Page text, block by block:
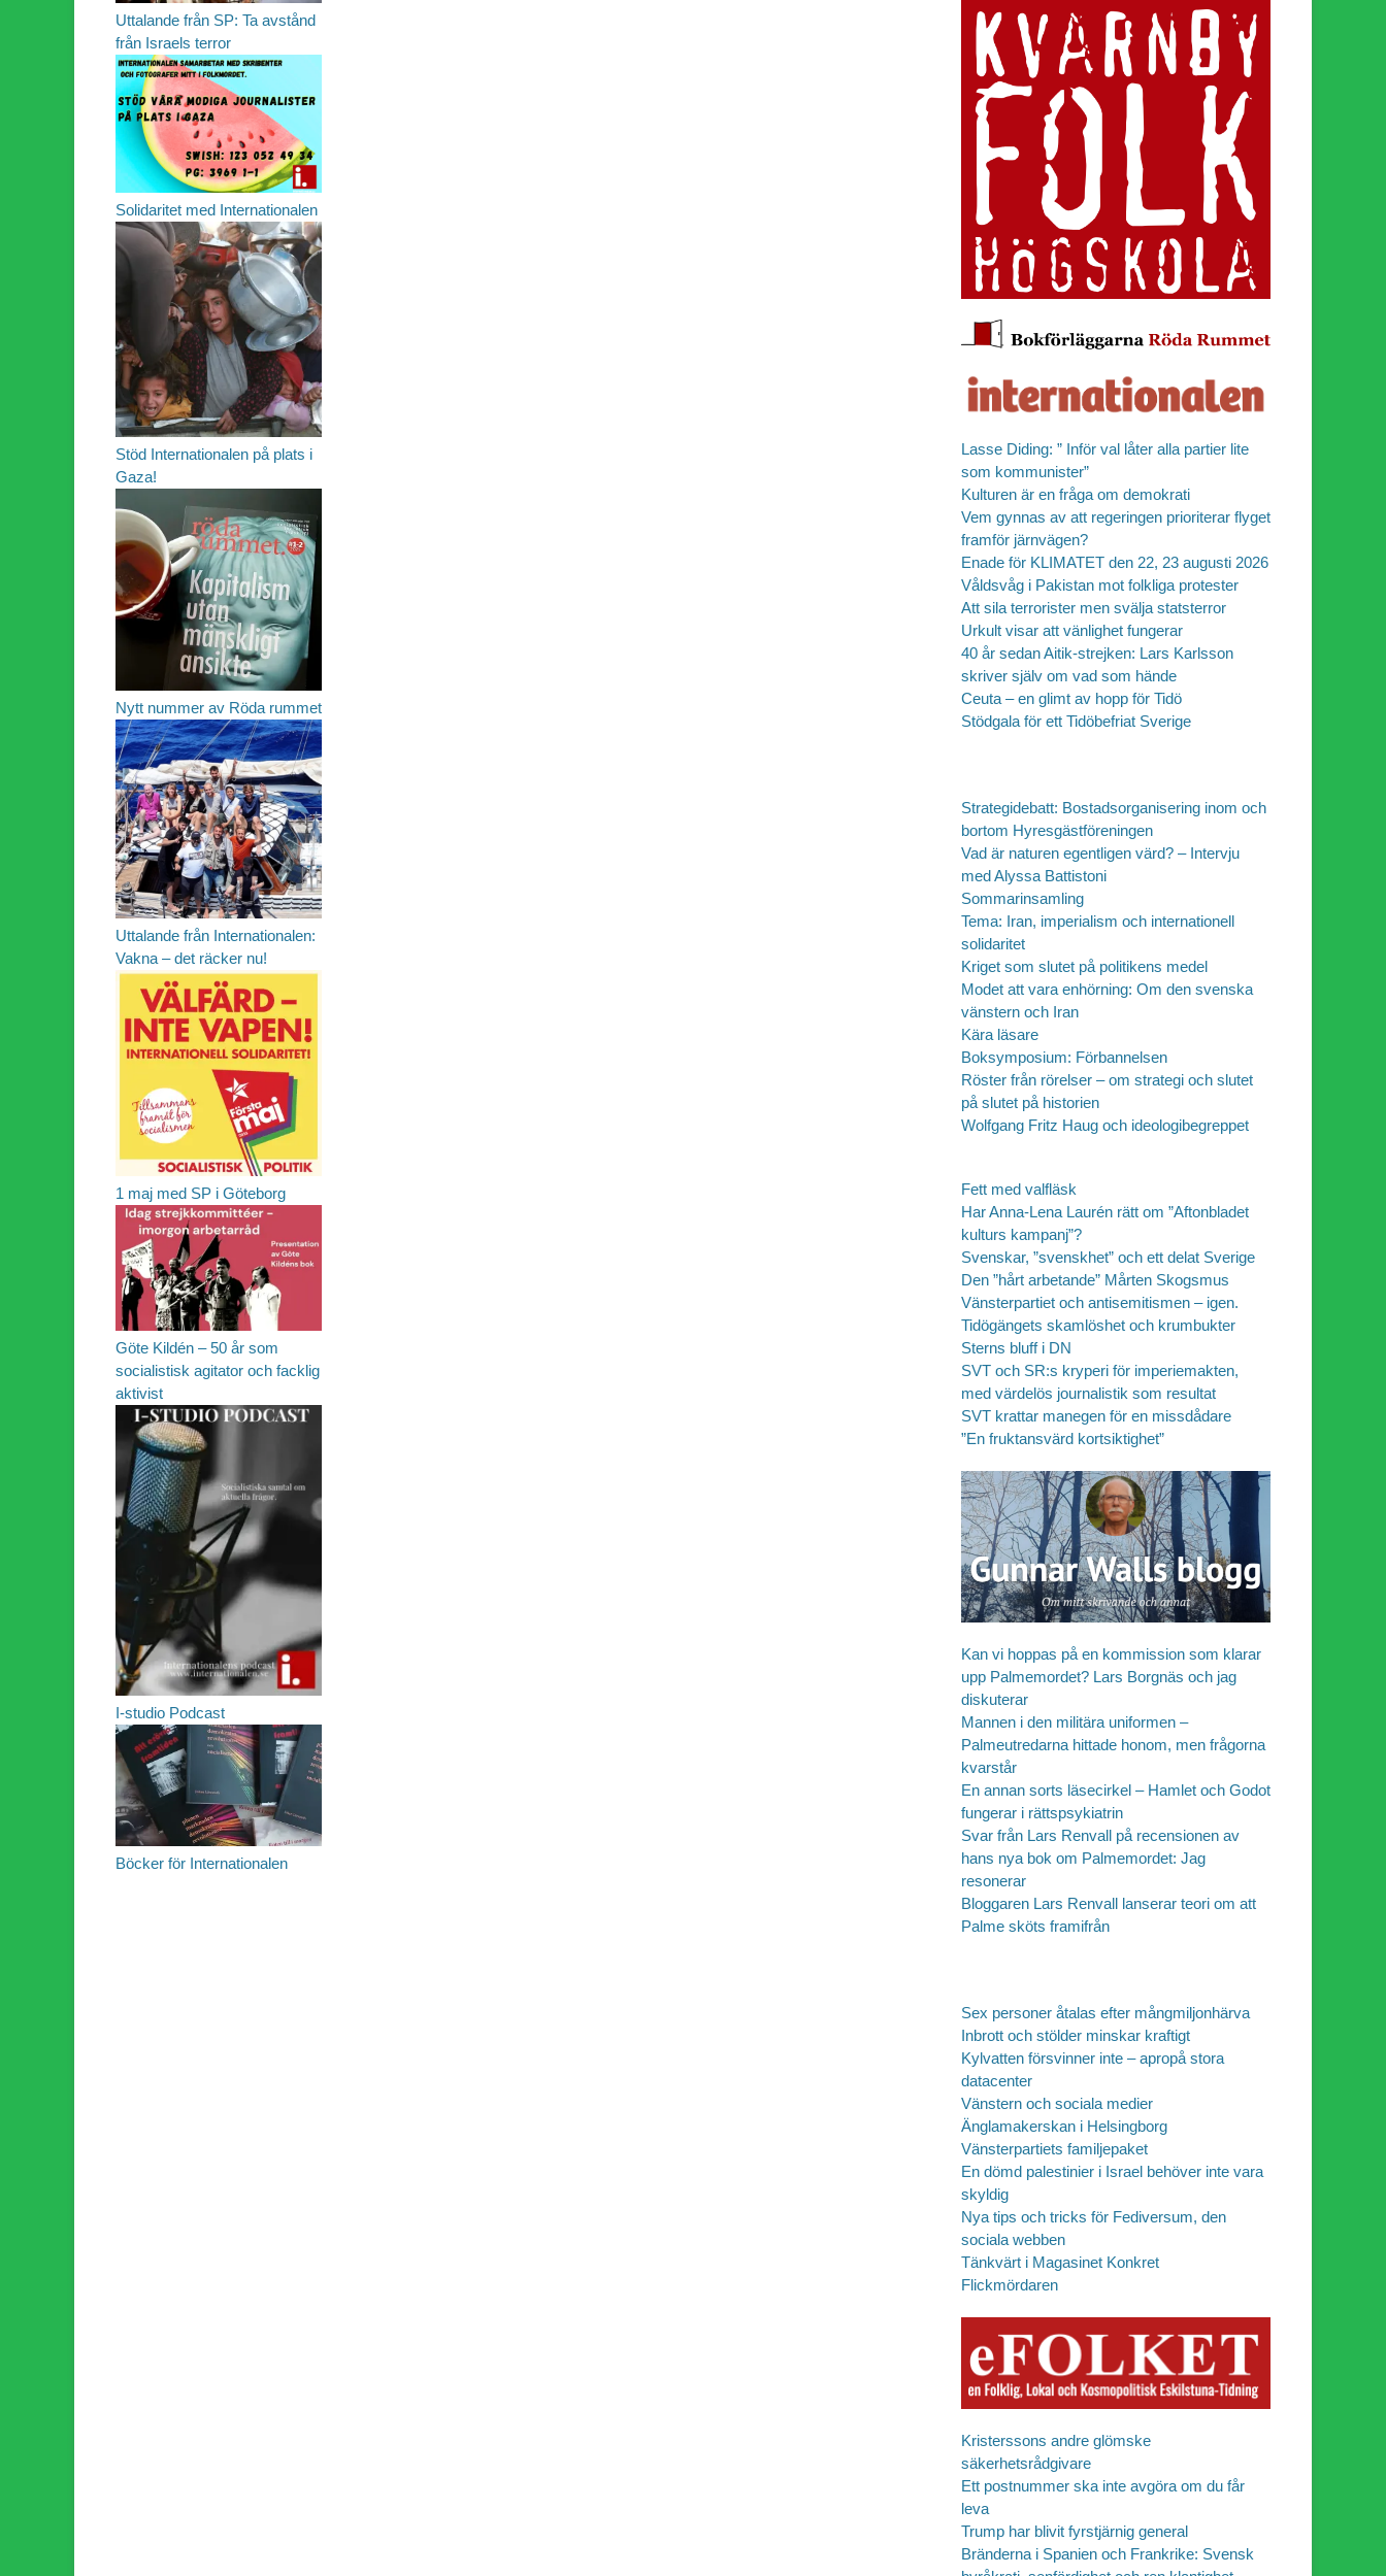
Lasse Diding: ” Inför val låter alla partier lite
som kommunister”
Kulturen är en fråga om demokrati
Vem gynnas av att regeringen prioriterar flyget
framför järnvägen?
Enade för KLIMATET den 22, 23 augusti 2026
Våldsvåg i Pakistan mot folkliga protester
Att sila terrorister men svälja statsterror
Urkult visar att vänlighet fungerar
40 år sedan Aitik-strejken: Lars Karlsson
skriver själv om vad som hände
Ceuta – en glimt av hopp för Tidö
Stödgala för ett Tidöbefriat Sverige
Strategidebatt: Bostadsorganisering inom och
bortom Hyresgästföreningen
Vad är naturen egentligen värd? – Intervju
med Alyssa Battistoni
Sommarinsamling
Tema: Iran, imperialism och internationell
solidaritet
Kriget som slutet på politikens medel
Modet att vara enhörning: Om den svenska
vänstern och Iran
Kära läsare
Boksymposium: Förbannelsen
Röster från rörelser – om strategi och slutet
på slutet på historien
Wolfgang Fritz Haug och ideologibegreppet
Fett med valfläsk
Har Anna-Lena Laurén rätt om ”Aftonbladet
kulturs kampanj”?
Svenskar, ”svenskhet” och ett delat Sverige
Den ”hårt arbetande” Mårten Skogsmus
Vänsterpartiet och antisemitismen – igen.
Tidögängets skamlöshet och krumbukter
Sterns bluff i DN
SVT och SR:s kryperi för imperiemakten,
med värdelös journalistik som resultat
SVT krattar manegen för en missdådare
”En fruktansvärd kortsiktighet”
Kan vi hoppas på en kommission som klarar
upp Palmemordet? Lars Borgnäs och jag
diskuterar
Mannen i den militära uniformen –
Palmeutredarna hittade honom, men frågorna
kvarstår
En annan sorts läsecirkel – Hamlet och Godot
fungerar i rättspsykiatrin
Svar från Lars Renvall på recensionen av
hans nya bok om Palmemordet: Jag
resonerar
Bloggaren Lars Renvall lanserar teori om att
Palme sköts framifrån
Sex personer åtalas efter mångmiljonhärva
Inbrott och stölder minskar kraftigt
Kylvatten försvinner inte – apropå stora
datacenter
Vänstern och sociala medier
Änglamakerskan i Helsingborg
Vänsterpartiets familjepaket
En dömd palestinier i Israel behöver inte vara
skyldig
Nya tips och tricks för Fediversum, den
sociala webben
Tänkvärt i Magasinet Konkret
Flickmördaren
Kristerssons andre glömske
säkerhetsrådgivare
Ett postnummer ska inte avgöra om du får
leva
Trump har blivit fyrstjärnig general
Bränderna i Spanien och Frankrike: Svensk
Uttalande från SP: Ta avstånd
från Israels terror
Solidaritet med Internationalen
Stöd Internationalen på plats i
Gaza!
Nytt nummer av Röda rummet
Uttalande från Internationalen:
Vakna – det räcker nu!
1 maj med SP i Göteborg
Göte Kildén – 50 år som
socialistisk agitator och facklig
aktivist
I-studio Podcast
Böcker för Internationalen